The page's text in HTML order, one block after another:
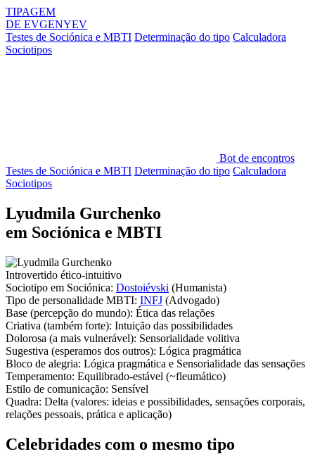
TIPAGEM
DE EVGENYEV
Testes de Sociónica e MBTI Determinação do tipo Calculadora
Sociotipos
Bot de encontros
Testes de Sociónica e MBTI Determinação do tipo Calculadora
Sociotipos
Lyudmila Gurchenko
em Sociónica e MBTI
Introvertido ético-intuitivo
Sociotipo em Sociónica: Dostoiévski (Humanista)
Tipo de personalidade MBTI: INFJ (Advogado)
Base (percepção do mundo): Ética das relações
Criativa (também forte): Intuição das possibilidades
Dolorosa (a mais vulnerável): Sensorialidade volitiva
Sugestiva (esperamos dos outros): Lógica pragmática
Bloco de alegria: Lógica pragmática e Sensorialidade das sensações
Temperamento: Equilibrado-estável (~fleumático)
Estilo de comunicação: Sensível
Quadra: Delta (valores: ideias e possibilidades, sensações corporais,
relações pessoais, prática e aplicação)
Celebridades com o mesmo tipo